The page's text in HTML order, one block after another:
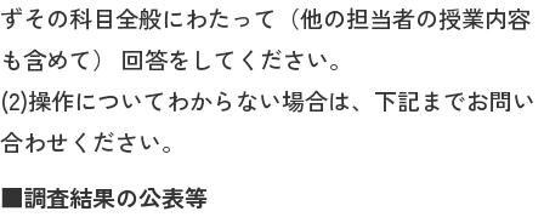
ずその科目全般にわたって（他の担当者の授業内容
も含めて） 回答をしてください。
(2)操作についてわからない場合は、下記までお問い
合わせください。
■調査結果の公表等